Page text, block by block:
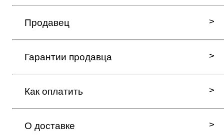
Продавец
Гарантии продавца
Как оплатить
О доставке